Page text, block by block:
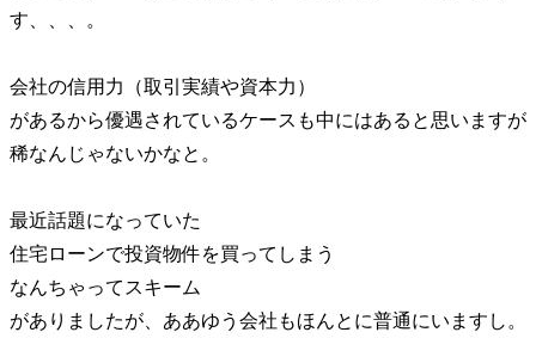
す、、、。
会社の信用力（取引実績や資本力）
があるから優遇されているケースも中にはあると思いますが
稀なんじゃないかなと。
最近話題になっていた
住宅ローンで投資物件を買ってしまう
なんちゃってスキーム
がありましたが、ああゆう会社もほんとに普通にいますし。